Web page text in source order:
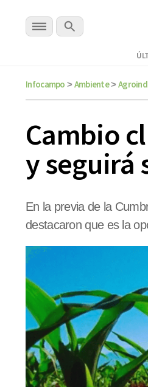
Infocampo > Ambiente>
Cambio
y seguirá
En la previa de la
destacaron que es la